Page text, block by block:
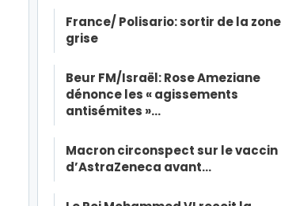
France/ Polisario: sortir de la zone
grise
Beur FM/Israël: Rose Ameziane
dénonce les « agissements
antisémites »…
Macron circonspect sur le vaccin
d’AstraZeneca avant…